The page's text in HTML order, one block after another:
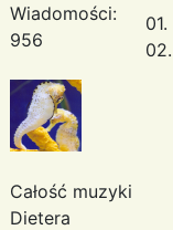
Wiadomości:
956
Całość muzyki
Dietera
01.
02.